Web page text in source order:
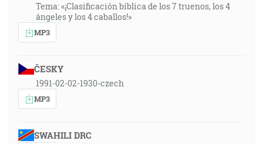
Tema: «¡Clasificación bíblica de los 7 truenos, los 4
ángeles y los 4 caballos!»
MP3
ČESKY
1991-02-02-1930-czech
MP3
SWAHILI DRC